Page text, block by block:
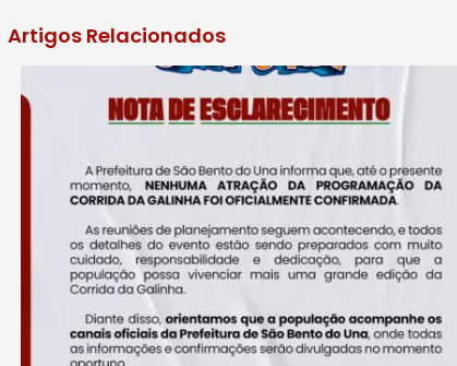
Artigos Relacionados